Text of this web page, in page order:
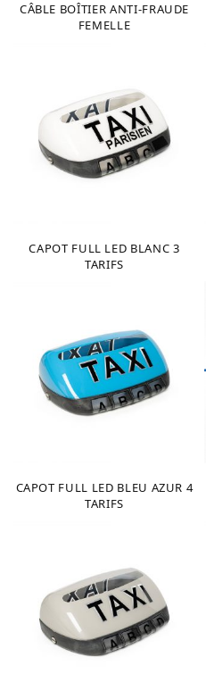
CÂBLE BOÎTIER ANTI-FRAUDE
FEMELLE
CAPOT FULL LED BLANC 3
TARIFS
CAPOT FULL LED BLEU AZUR 4
TARIFS